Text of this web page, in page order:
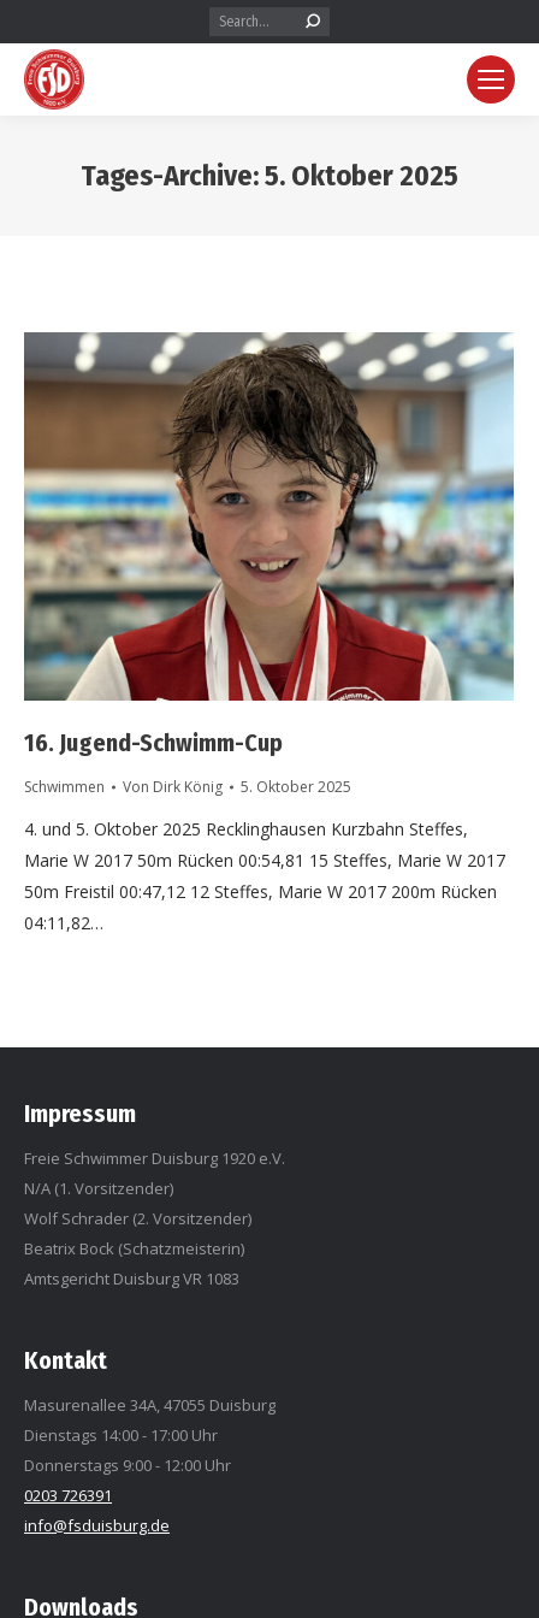
Search:
Tages-Archive:5. Oktober 2025
16. Jugend-Schwimm-Cup
Schwimmen Von Dirk König 5. Oktober 2025
4. und 5. Oktober 2025 Recklinghausen Kurzbahn Steffes,
Marie W 2017 50m Rücken 00:54,81 15 Steffes, Marie W 2017
50m Freistil 00:47,12 12 Steffes, Marie W 2017 200m Rücken
04:11,82…
Impressum
Freie Schwimmer Duisburg 1920 e.V.
N/A (1. Vorsitzender)
Wolf Schrader (2. Vorsitzender)
Beatrix Bock (Schatzmeisterin)
Amtsgericht Duisburg VR 1083
Kontakt
Masurenallee 34A, 47055 Duisburg
Dienstags 14:00 - 17:00 Uhr
Donnerstags 9:00 - 12:00 Uhr
0203 726391
info@fsduisburg.de
Downloads